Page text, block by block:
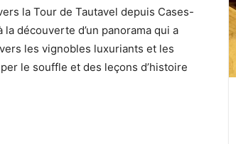
la Tour de Tautavel depuis Cases-
découverte d’un panorama qui a
les vignobles luxuriants et les
le souffle et des leçons d’histoire